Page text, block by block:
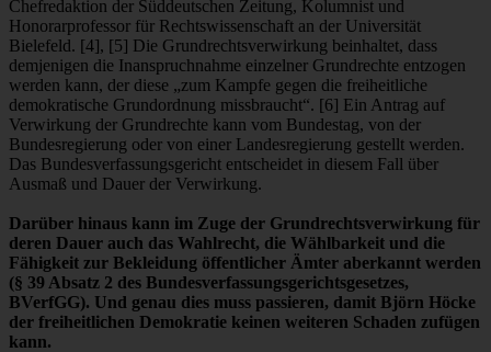
Chefredaktion der Süddeutschen Zeitung, Kolumnist und
Honorarprofessor für Rechtswissenschaft an der Universität
Bielefeld. [4], [5] Die Grundrechtsverwirkung beinhaltet, dass
demjenigen die Inanspruchnahme einzelner Grundrechte entzogen
werden kann, der diese „zum Kampfe gegen die freiheitliche
demokratische Grundordnung missbraucht“. [6] Ein Antrag auf
Verwirkung der Grundrechte kann vom Bundestag, von der
Bundesregierung oder von einer Landesregierung gestellt werden.
Das Bundesverfassungsgericht entscheidet in diesem Fall über
Ausmaß und Dauer der Verwirkung.
Darüber hinaus kann im Zuge der Grundrechtsverwirkung für
deren Dauer auch das Wahlrecht, die Wählbarkeit und die
Fähigkeit zur Bekleidung öffentlicher Ämter aberkannt werden
(§ 39 Absatz 2 des Bundesverfassungsgerichtsgesetzes,
BVerfGG). Und genau dies muss passieren, damit Björn Höcke
der freiheitlichen Demokratie keinen weiteren Schaden zufügen
kann.